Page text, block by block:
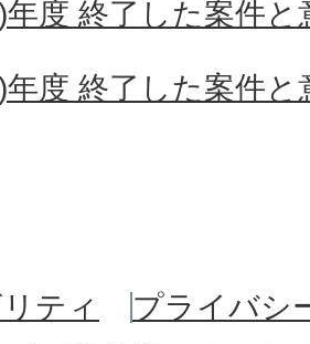
度 終了した案件と
度 終了した案件と
ティ
プライバシ